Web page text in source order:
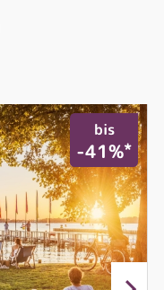
bis
-41%*